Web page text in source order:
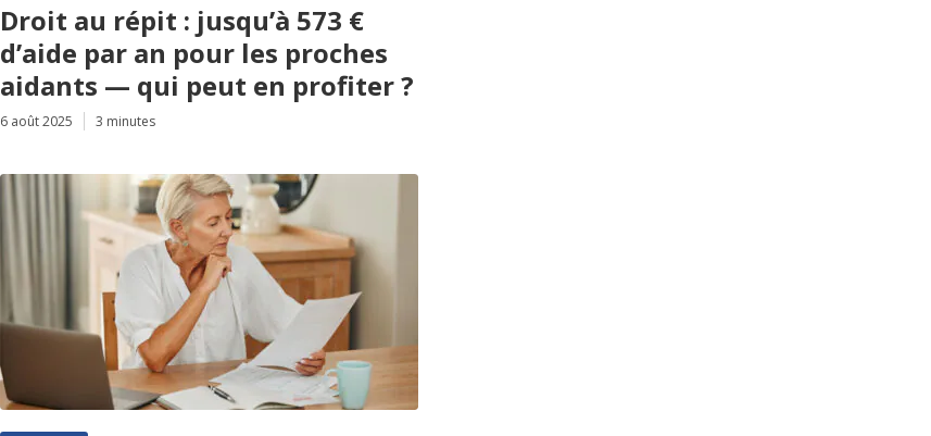
Droit au répit : jusqu’à 573 €
d’aide par an pour les proches
aidants — qui peut en profiter ?
6 août 2025 3 minutes